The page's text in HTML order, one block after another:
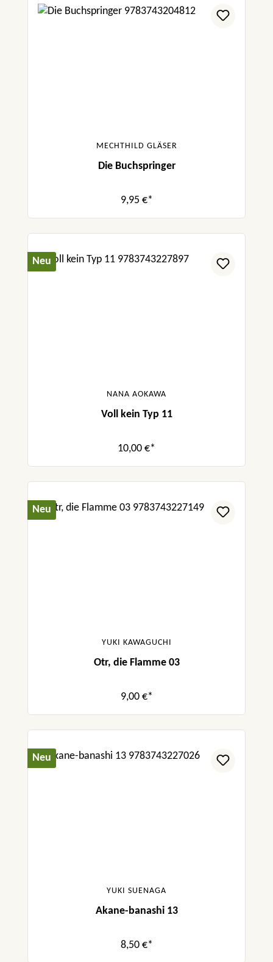
MECHTHILD GLÄSER
Die Buchspringer
9,95 €*
Neu
NANA AOKAWA
Voll kein Typ 11
10,00 €*
Neu
YUKI KAWAGUCHI
Otr, die Flamme 03
9,00 €*
Neu
YUKI SUENAGA
Akane-banashi 13
8,50 €*